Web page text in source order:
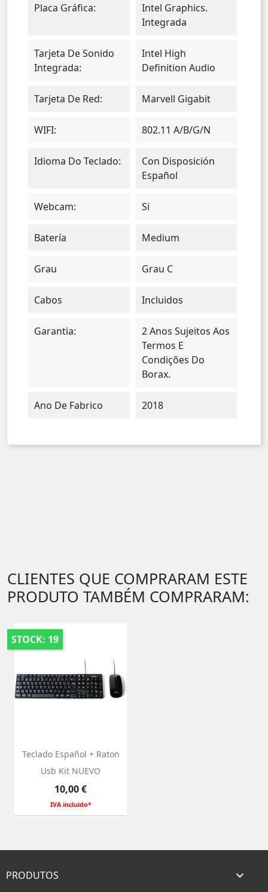
Placa Gráfica:
Intel Graphics.
Integrada
Tarjeta De Sonido
Integrada:
Intel High
Definition Audio
Tarjeta De Red: Marvell Gigabit
WIFI: 802.11 A/b/g/n
Idioma Do Teclado:
Con Disposición
Español
Webcam: Si
Batería Medium
Grau Grau C
Cabos Incluidos
Garantia:
2 Anos Sujeitos Aos
Termos E
Condições Do
Borax.
Ano De Fabrico 2018
CLIENTES QUE COMPRARAM ESTE
PRODUTO TAMBÉM COMPRARAM:
STOCK: 19
Teclado Español + Raton
Usb Kit NUEVO
Preço
10,00 €
IVA incluido*
PRODUTOS 